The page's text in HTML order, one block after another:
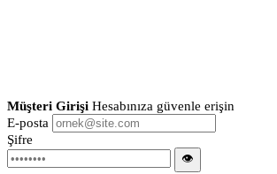
Müşteri Girişi Hesabınıza güvenle erişin
E-posta
Şifre
👁